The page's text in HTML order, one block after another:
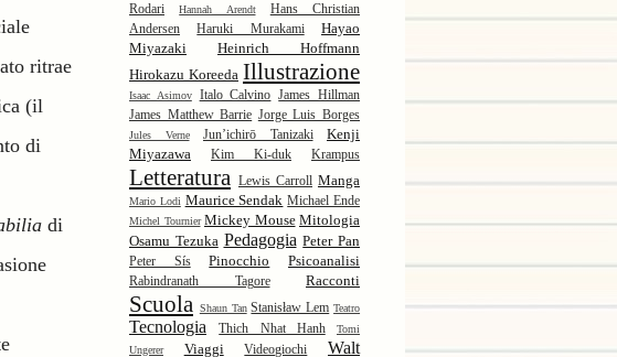
ritrae
(il
di
di
Rodari
Hannah Arendt
Hans Christian
Andersen
Haruki Murakami
Hayao
Miyazaki
Heinrich Hoffmann
Hirokazu Koreeda Illustrazione
Isaac Asimov Italo Calvino James Hillman
James Matthew Barrie Jorge Luis Borges
Jules Verne Jun’ichirō Tanizaki
Kenji
Miyazawa
Kim Ki-duk Krampus
Letteratura Lewis Carroll Manga
Mario Lodi Maurice Sendak Michael Ende
Michel Tournier Mickey Mouse Mitologia
Osamu Tezuka Pedagogia Peter Pan
Peter Sís Pinocchio Psicoanalisi
Rabindranath Tagore Racconti
Scuola Shaun Tan Stanisław Lem Teatro
Tecnologia Thich Nhat Hanh
Tomi
Ungerer
Viaggi Videogiochi
Walt